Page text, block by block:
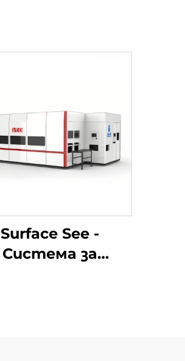
Surface See -
Система за